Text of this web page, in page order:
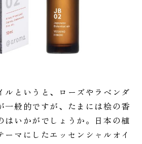
ルというと、ローズやラベンダ
一般的ですが、たまには桧の香
はいかがでしょうか。日本の植
ーマにしたエッセンシャルオイ